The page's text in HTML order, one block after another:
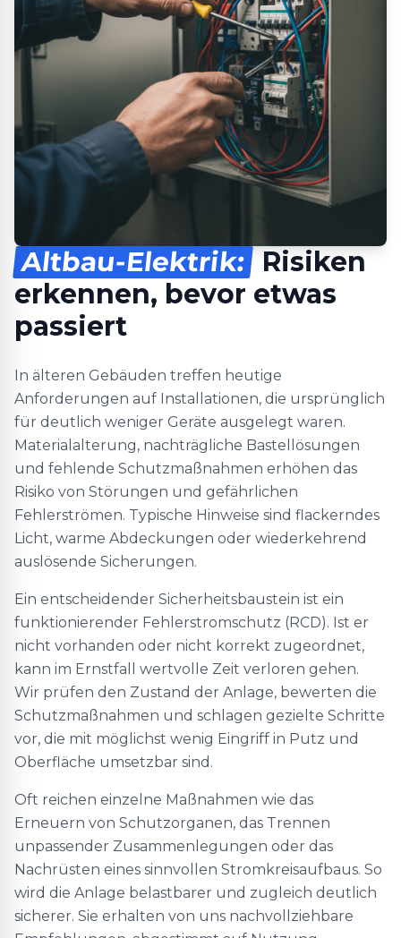
Altbau-Elektrik: Risiken
erkennen, bevor etwas
passiert
In älteren Gebäuden treffen heutige
Anforderungen auf Installationen, die ursprünglich
für deutlich weniger Geräte ausgelegt waren.
Materialalterung, nachträgliche Bastellösungen
und fehlende Schutzmaßnahmen erhöhen das
Risiko von Störungen und gefährlichen
Fehlerströmen. Typische Hinweise sind flackerndes
Licht, warme Abdeckungen oder wiederkehrend
auslösende Sicherungen.
Ein entscheidender Sicherheitsbaustein ist ein
funktionierender Fehlerstromschutz (RCD). Ist er
nicht vorhanden oder nicht korrekt zugeordnet,
kann im Ernstfall wertvolle Zeit verloren gehen.
Wir prüfen den Zustand der Anlage, bewerten die
Schutzmaßnahmen und schlagen gezielte Schritte
vor, die mit möglichst wenig Eingriff in Putz und
Oberfläche umsetzbar sind.
Oft reichen einzelne Maßnahmen wie das
Erneuern von Schutzorganen, das Trennen
unpassender Zusammenlegungen oder das
Nachrüsten eines sinnvollen Stromkreisaufbaus. So
wird die Anlage belastbarer und zugleich deutlich
sicherer. Sie erhalten von uns nachvollziehbare